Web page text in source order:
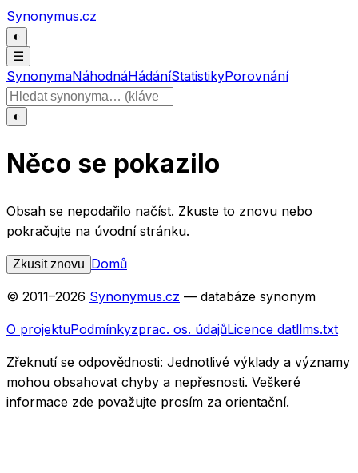
Přeskočit na obsah
Synonymus.cz
◐
☰
SynonymaNáhodnáHádáníStatistikyPorovnání
Hledat slovo
◐
Něco se pokazilo
Obsah se nepodařilo načíst. Zkuste to znovu nebo
pokračujte na úvodní stránku.
Zkusit znovu Domů
© 2011–2026 Synonymus.cz — databáze synonym
O projektuPodmínkyzprac. os. údajůLicence datllms.txt
Zřeknutí se odpovědnosti: Jednotlivé výklady a významy
mohou obsahovat chyby a nepřesnosti. Veškeré
informace zde považujte prosím za orientační.